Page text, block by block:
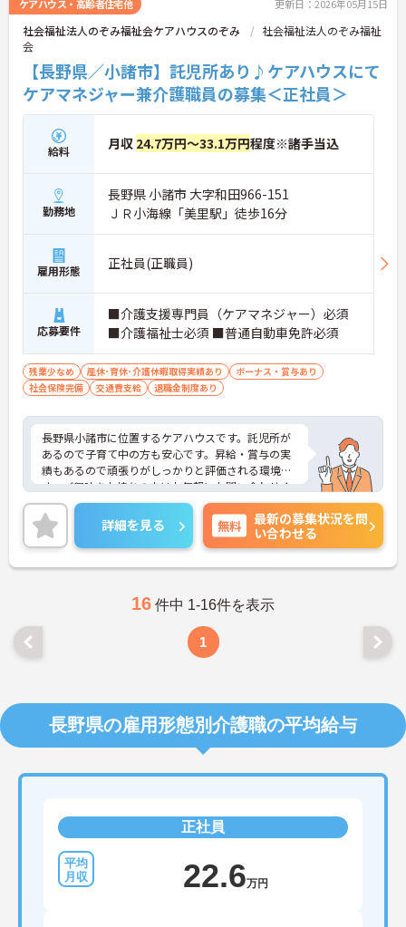
ケアハウス・高齢者住宅他 更新日：2026年05月15日
社会福祉法人のぞみ福祉会ケアハウスのぞみ
社会福祉法人のぞみ福祉
会
【長野県／小諸市】託児所あり♪ケアハウスにて
ケアマネジャー兼介護職員の募集＜正社員＞
給料 月収 24.7万円～33.1万円程度※諸手当込
勤務地
長野県 小諸市 大字和田966-151
ＪＲ小海線「美里駅」徒歩16分
雇用形態 正社員(正職員)
応募要件
■介護支援専門員（ケアマネジャー）必須
■介護福祉士必須 ■普通自動車免許必須
残業少なめ 産休･育休･介護休暇取得実績あり
ボーナス・賞与あり
社会保険完備
交通費支給 退職金制度あり
長野県小諸市に位置するケアハウスです。託児所が
あるので子育て中の方も安心です。昇給・賞与の実
績もあるので頑張りがしっかりと評価される環境で
す。ご興味をお持ちの方はお気軽にお問い合わせく
ださい。
詳細を見る 無料
最新の募集状況を問
い合わせる
16 件中 1-16件を表示
1
長野県の雇用形態別介護職の平均給与
正社員
22.6万円